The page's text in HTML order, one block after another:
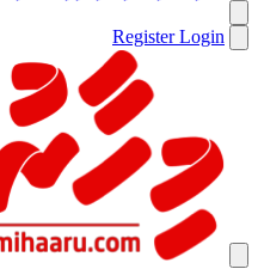
RegisterLogin